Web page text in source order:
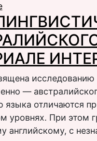
материале интернет-
исследованию
—
языка отличаются
уровнях. При этом
английскому, с